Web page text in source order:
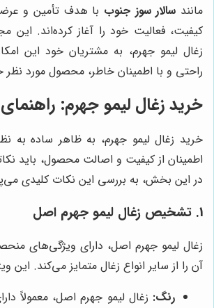
مانند سالار سوز جنوب با هدف تأمین و
کیفیت، فعالیت خود را آغاز کرده‌اند. این
زغال لیمو جهرم، به مشتریان خود این
راحتی و با اطمینان خاطر، محصول مورد نظر
خرید زغال لیمو جهرم:
خرید زغال لیمو جهرم، به ظاهر ساده به
اطمینان از کیفیت و اصالت محصول، باید
در این بخش، به بررسی این نکات کلیدی
1. تشخیص زغال لیمو جهرم اصل
زغال لیمو جهرم اصل، دارای ویژگی‌های
آن را از سایر انواع زغال متمایز می‌کند. این
رنگ: زغال لیمو جهرم اصل، معمولاً